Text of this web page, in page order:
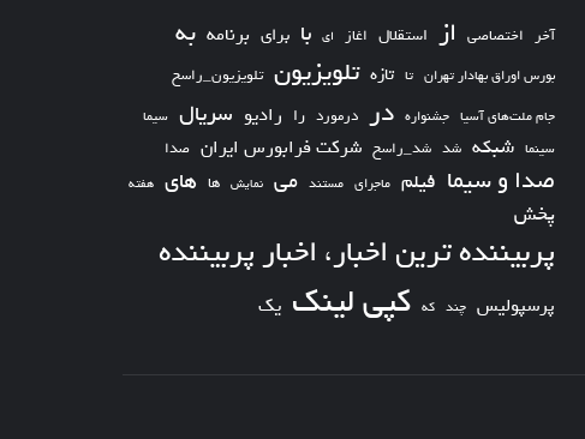
آخر اختصاصی از استقلال اغاز ای با برای برنامه به
بورس اوراق بهادار تهران تا تازه تلویزیون تلویزیون_راسخ
جام ملت‌های آسیا جشنواره در درمورد را رادیو سریال سیما
سینما شبکه شد شد_راسخ شرکت فرابورس ایران صدا
صدا و سیما فیلم ماجرای مستند می نمایش ها های هفته
پخش
پربیننده ترین اخبار، اخبار پربیننده
پرسپولیس چند که کپی لینک یک